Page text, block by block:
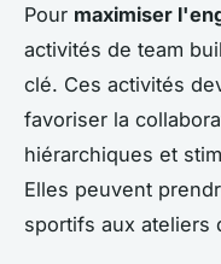
Pour maximiser
activités de team
clé. Ces activités
favoriser la
hiérarchiques et
Elles peuvent
sportifs aux ateliers